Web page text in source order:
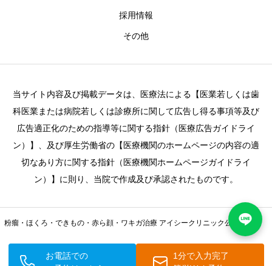
採用情報
その他
当サイト内容及び掲載データは、医療法による【医業若しくは歯
科医業または病院若しくは診療所に関して広告し得る事項等及び
広告適正化のための指導等に関する指針（医療広告ガイドライ
ン）】、及び厚生労働省の【医療機関のホームページの内容の適
切なあり方に関する指針（医療機関ホームページガイドライ
ン）】に則り、当院で作成及び承認されたものです。
粉瘤・ほくろ・できもの・赤ら顔・ワキガ治療 アイシークリニック公式サイト
Copyright iC Clinic © 2026
お電話での
1分で入力完了